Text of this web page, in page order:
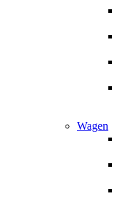
Wagen